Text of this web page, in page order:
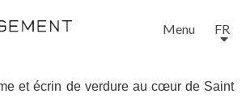
Menu FR
et écrin de verdure au cœur de Saint